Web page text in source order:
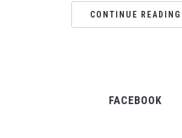
CONTINUE READING
FACEBOOK